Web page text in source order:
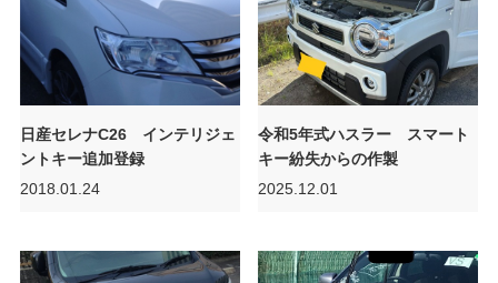
日産セレナC26 インテリジェ
ントキー追加登録
2018.01.24
令和5年式ハスラー スマート
キー紛失からの作製
2025.12.01